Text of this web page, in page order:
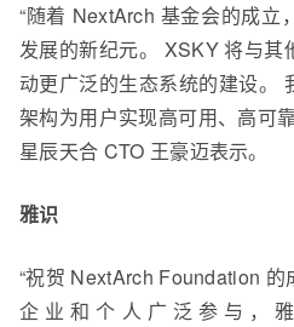
“随着 NextArch 基金会的成立
发展的新纪元。 XSKY 将与其
动更广泛的生态系统的建设。
架构为用户实现高可用、高可
星辰天合 CTO 王豪迈表示。
雅识
“祝贺 NextArch Foundation
企业和个人广泛参与，